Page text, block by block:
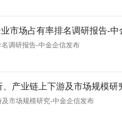
市场占有率排名调研报告-中
调研报告-中金企信发布
产业链上下游及市场规模研
市场规模研究-中金企信发布